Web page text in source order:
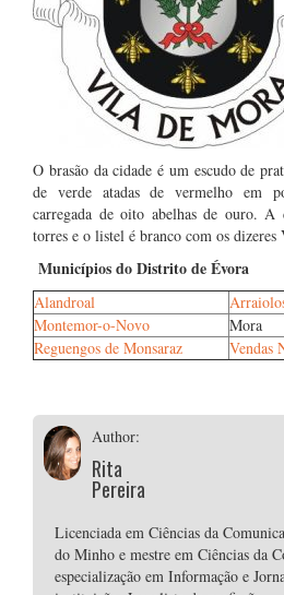
O brasão da cidade é um escudo de
de verde atadas de vermelho em
carregada de oito abelhas de ouro.
torres e o listel é branco com os
Municípios do Distrito de Évora
Alandroal
Montemor-o-Novo
Mora
Reguengos de Monsaraz
Vendas
Author:
Rita
Pereira
Licenciada em Ciências da
do Minho e mestre em Ciências da
especialização em Informação e